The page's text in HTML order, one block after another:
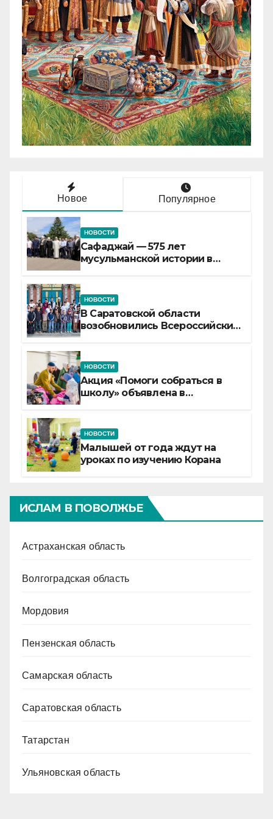
Новое Популярное
НОВОСТИ
Сафаджай — 575 лет
мусульманской истории в
НОВОСТИ
В Саратовской области
возобновились Всероссийские
НОВОСТИ
Акция «Помоги собраться в
школу» объявлена в
НОВОСТИ
Малышей от года ждут на
уроках по изучению Корана
ИСЛАМ В ПОВОЛЖЬЕ
Астраханская область
Волгоградская область
Мордовия
Пензенская область
Самарская область
Саратовская область
Татарстан
Ульяновская область